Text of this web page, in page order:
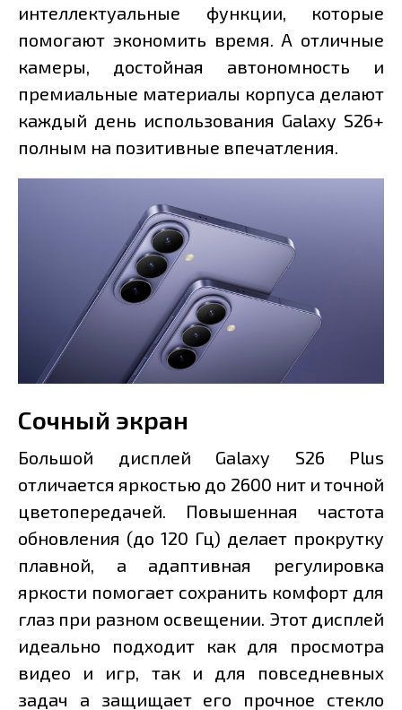
интеллектуальные функции, которые
помогают экономить время. А отличные
камеры, достойная автономность и
премиальные материалы корпуса делают
каждый день использования Galaxy S26+
полным на позитивные впечатления.
Сочный экран
Большой дисплей Galaxy S26 Plus
отличается яркостью до 2600 нит и точной
цветопередачей. Повышенная частота
обновления (до 120 Гц) делает прокрутку
плавной, а адаптивная регулировка
яркости помогает сохранить комфорт для
глаз при разном освещении. Этот дисплей
идеально подходит как для просмотра
видео и игр, так и для повседневных
задач а защищает его прочное стекло